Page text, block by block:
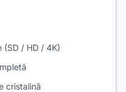
(SD / HD / 4K)
cristalină